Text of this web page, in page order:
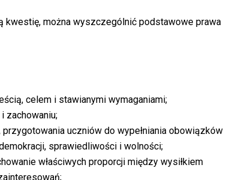
kwestię, można wyszczególnić podstawowe prawa
celem i stawianymi wymaganiami;
zachowaniu;
uczniów do wypełniania obowiązków
sprawiedliwości i wolności;
właściwych proporcji między wysiłkiem